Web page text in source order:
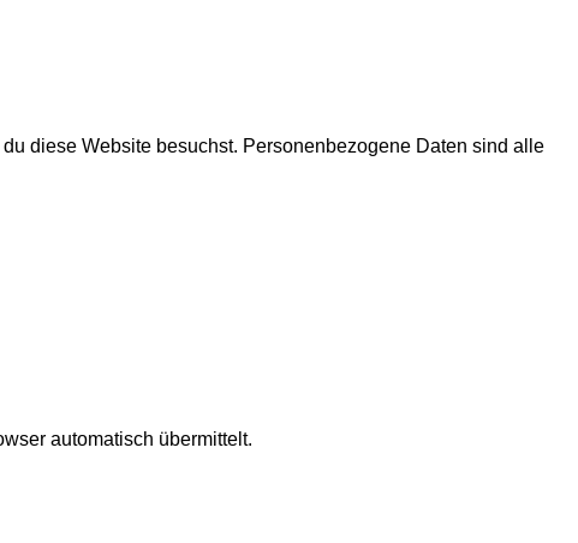
diese Website besuchst. Personenbezogene Daten sind alle
automatisch übermittelt.